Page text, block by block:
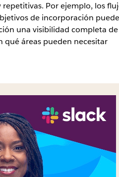
Por ejemplo, los
de incorporación
una visibilidad completa de
qué áreas pueden necesitar